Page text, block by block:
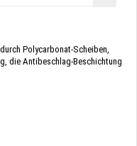
Polycarbonat-Scheiben,
die Antibeschlag-Beschichtung